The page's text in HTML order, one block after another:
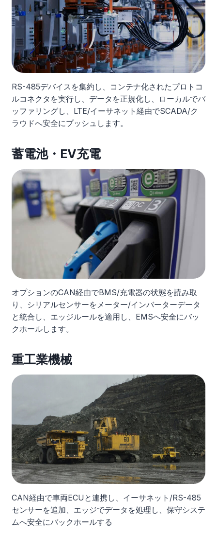
RS-485デバイスを集約し、コンテナ化されたプロトコ
ルコネクタを実行し、データを正規化し、ローカルでバ
ッファリングし、LTE/イーサネット経由でSCADA/ク
ラウドへ安全にプッシュします。
蓄電池・EV充電
オプションのCAN経由でBMS/充電器の状態を読み取
り、シリアルセンサーをメーター/インバーターデータ
と統合し、エッジルールを適用し、EMSへ安全にバッ
クホールします。
重工業機械
CAN経由で車両ECUと連携し、イーサネット/RS-485
センサーを追加、エッジでデータを処理し、保守システ
ムへ安全にバックホールする